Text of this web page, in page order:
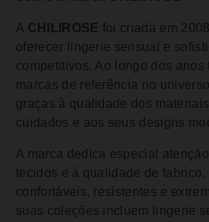
A CHILIROSE foi criada em
oferecer lingerie sensual e
competitivos. Ao longo dos anos
marcas de referência no
graças à qualidade dos
cuidados e aos seus designs
A marca dedica especial
tecidos e à qualidade de
confortáveis, resistentes e
suas coleções incluem lingerie